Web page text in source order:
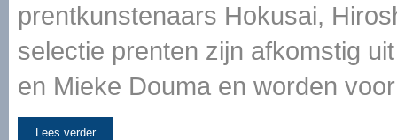
prentkunstenaars Hokusai,
selectie prenten zijn afkomstig
en Mieke Douma en worden
Lees verder